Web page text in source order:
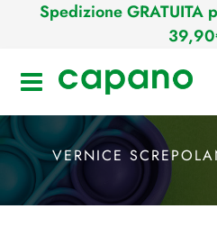
Spedizione GRATUITA
Open
VERNICE